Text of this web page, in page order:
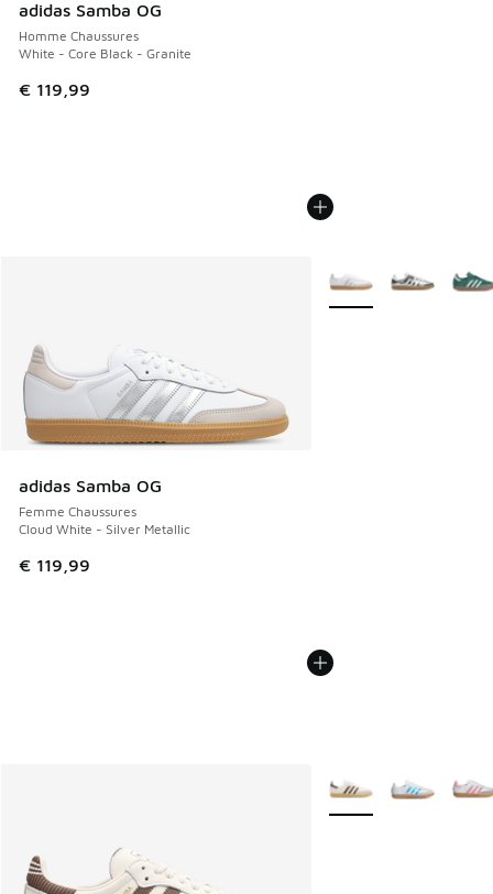
adidas Samba OG
Homme Chaussures
White - Core Black - Granite
€ 119,99
adidas Samba OG
Femme Chaussures
Cloud White - Silver Metallic
€ 119,99
Plus de couleurs
Plus de couleurs